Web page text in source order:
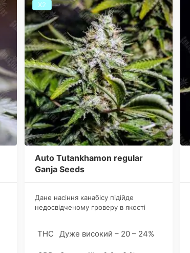
Х2
Auto Tutankhamon regular
Ganja Seeds
Дане насіння канабісу підійде
недосвідченому гроверу в якості
міру висихання грунту). Починати
THC Дуже високий – 20 – 24%